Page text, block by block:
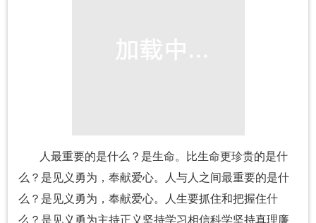
人最重要的是什么？是生命。比生命更珍贵的是什
么？是见义勇为，奉献爱心。人与人之间最重要的是什
么？是见义勇为，奉献爱心。人生要抓住和把握住什
么？是见义勇为主持正义坚持学习相信科学坚持真理廉